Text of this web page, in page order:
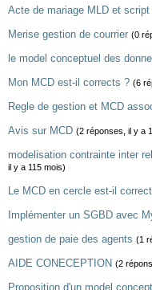
Acte de mariage MLD et script
Merise gestion de courrier (0
le model conceptuel des
Mon MCD est-il corrects ? (6
Regle de gestion et MCD
Avis sur MCD (2 réponses, il y a
modelisation contrainte inter
il y a 115 mois)
Le MCD en cercle est-il
Implémenter un SGBD avec
gestion de paie des agents (1
AIDE CONECEPTION (2
Proposition d'un model